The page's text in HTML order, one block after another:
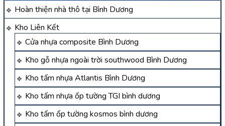
Hoàn thiện nhà thô tại Bình Dương
Kho Liên Kết
Cửa nhựa composite Bình Dương
Kho gỗ nhựa ngoài trời southwood Bình Dương
Kho tấm nhựa Atlantis Bình Dương
Kho tấm nhựa ốp tường TGI bình dương
Kho tấm ốp tường kosmos bình dương